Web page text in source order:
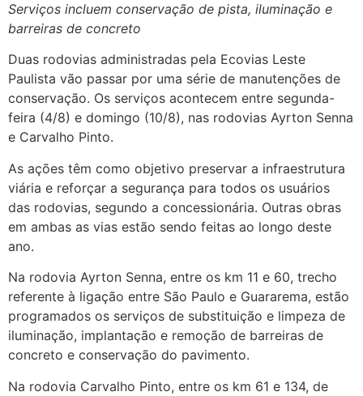
Serviços incluem conservação de pista, iluminação e
barreiras de concreto
Duas rodovias administradas pela Ecovias Leste
Paulista vão passar por uma série de manutenções de
conservação. Os serviços acontecem entre segunda-
feira (4/8) e domingo (10/8), nas rodovias Ayrton Senna
e Carvalho Pinto.
As ações têm como objetivo preservar a infraestrutura
viária e reforçar a segurança para todos os usuários
das rodovias, segundo a concessionária. Outras obras
em ambas as vias estão sendo feitas ao longo deste
ano.
Na rodovia Ayrton Senna, entre os km 11 e 60, trecho
referente à ligação entre São Paulo e Guararema, estão
programados os serviços de substituição e limpeza de
iluminação, implantação e remoção de barreiras de
concreto e conservação do pavimento.
Na rodovia Carvalho Pinto, entre os km 61 e 134, de